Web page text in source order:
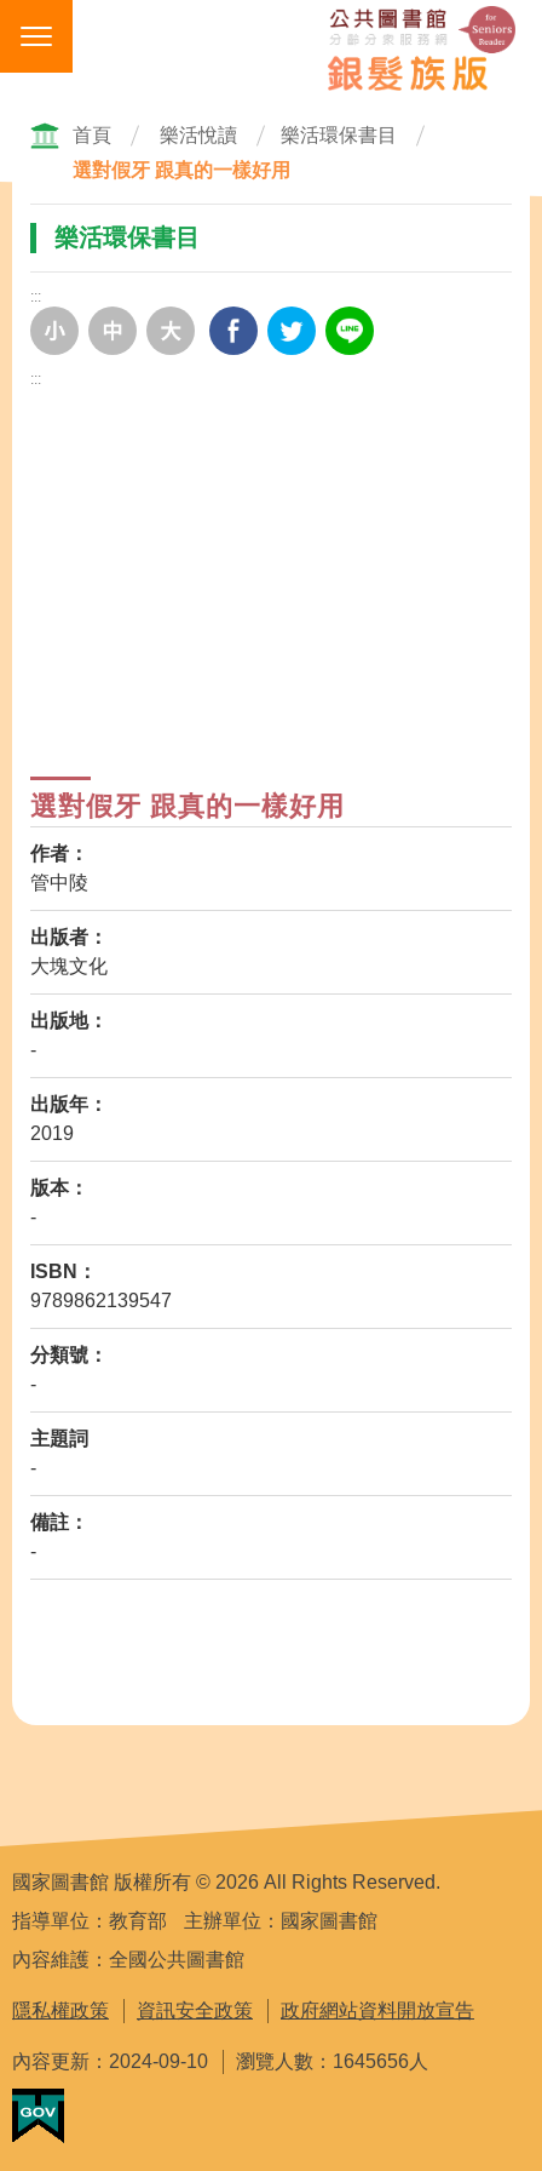
主
區
首頁 樂活悅讀
樂活環保書目
選對假牙 跟真的一樣好用
樂活環保書目
:::
:::
選對假牙 跟真的一樣好用
作者：
管中陵
出版者：
大塊文化
出版地：
-
出版年：
2019
版本：
-
ISBN：
9789862139547
分類號：
-
主題詞
-
備註：
-
國家圖書館 版權所有 © 2026 All Rights Reserved.
指導單位：教育部
主辦單位：國家圖書館
內容維護：全國公共圖書館
隱私權政策 資訊安全政策 政府網站資料開放宣告
內容更新：2024-09-10 瀏覽人數：1645656人